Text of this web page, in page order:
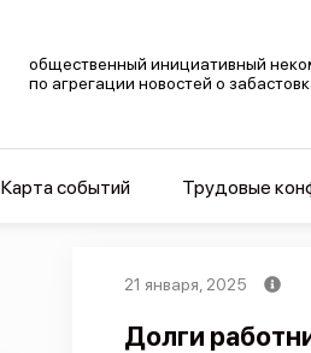
общественный инициативный
по агрегации новостей о
Карта событий Трудовые
21 января, 2025
Долги